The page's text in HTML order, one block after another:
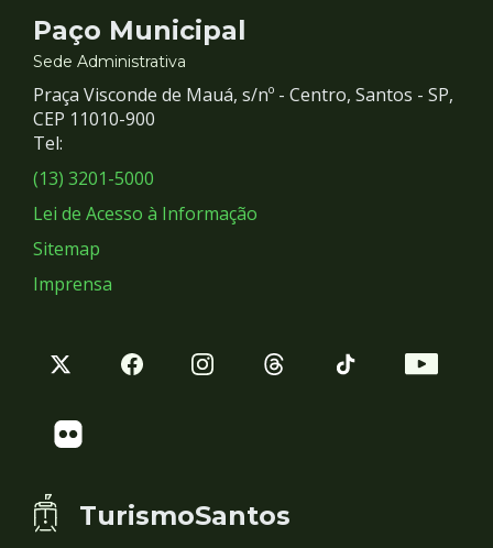
Contato
e
Redes
Sociais
Paço Municipal
Sede Administrativa
Praça Visconde de Mauá, s/nº - Centro, Santos - SP,
CEP 11010-900
Tel:
(13) 3201-5000
Lei de Acesso à Informação
Sitemap
Imprensa
TurismoSantos